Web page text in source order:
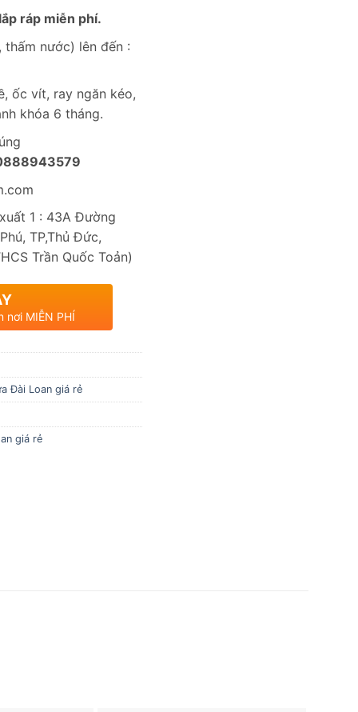
ráp miễn phí.
thấm nước) lên đến :
ốc vít, ray ngăn kéo,
khóa 6 tháng.
1 : 43A Đường
TP,Thủ Đức,
Trần Quốc Toản)
nơi MIỄN PHÍ
Đài Loan giá rẻ
giá rẻ